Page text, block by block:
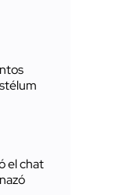
el chat